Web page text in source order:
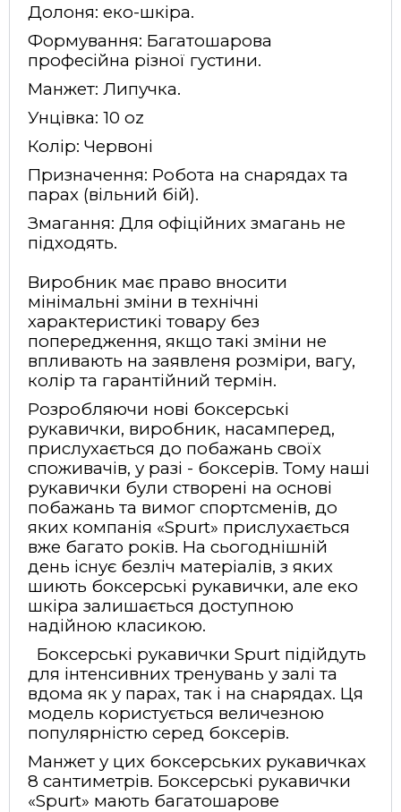
Долоня: еко-шкіра.
Формування: Багатошарова
професійна різної густини.
Манжет: Липучка.
Унцівка: 10 oz
Колір: Червоні
Призначення: Робота на снарядах та
парах (вільний бій).
Змагання: Для офіційних змагань не
підходять.
Виробник має право вносити
мінімальні зміни в технічні
характеристикі товару без
попередження, якщо такі зміни не
впливають на заявленя розміри, вагу,
колір та гарантійний термін.
Розробляючи нові боксерські
рукавички, виробник, насамперед,
прислухається до побажань своїх
споживачів, у разі - боксерів. Тому наші
рукавички були створені на основі
побажань та вимог спортсменів, до
яких компанія «Spurt» прислухається
вже багато років. На сьогоднішній
день існує безліч матеріалів, з яких
шиють боксерські рукавички, але еко
шкіра залишається доступною
надійною класикою.
Боксерські рукавички Spurt підійдуть
для інтенсивних тренувань у залі та
вдома як у парах, так і на снарядах. Ця
модель користується величезною
популярністю серед боксерів.
Манжет у цих боксерських рукавичках
8 сантиметрів. Боксерські рукавички
«Spurt» мають багатошарове